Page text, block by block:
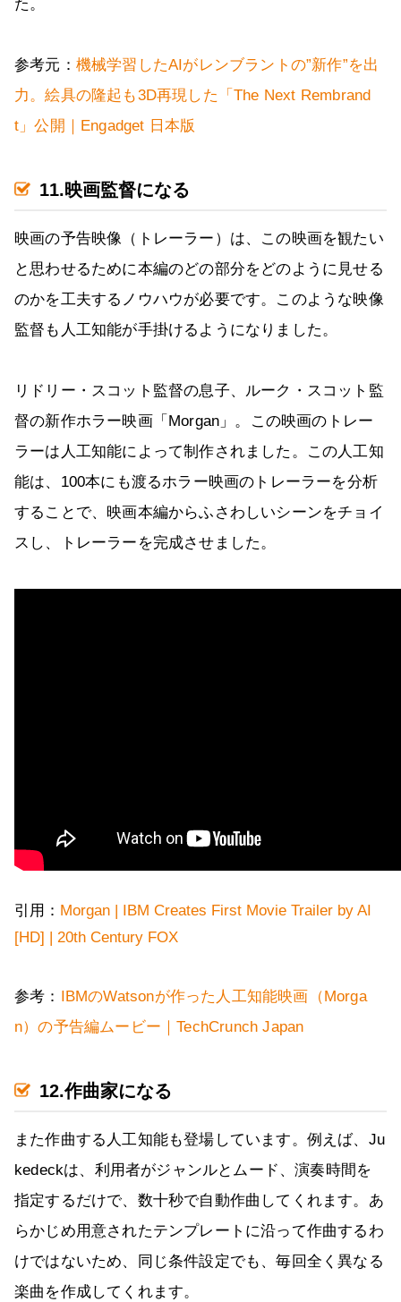
た。
参考元： 機械学習したAIがレンブラントの”新作”を出
力。絵具の隆起も3D再現した「The Next Rembrand
t」公開｜Engadget 日本版
11.映画監督になる
映画の予告映像（トレーラー）は、この映画を観たい
と思わせるために本編のどの部分をどのように見せる
のかを工夫するノウハウが必要です。このような映像
監督も人工知能が手掛けるようになりました。
リドリー・スコット監督の息子、ルーク・スコット監
督の新作ホラー映画「Morgan」。この映画のトレー
ラーは人工知能によって制作されました。この人工知
能は、100本にも渡るホラー映画のトレーラーを分析
することで、映画本編からふさわしいシーンをチョイ
スし、トレーラーを完成させました。
引用： Morgan | IBM Creates First Movie Trailer by AI
[HD] | 20th Century FOX
参考：
IBMのWatsonが作った人工知能映画（Morga
n）の予告編ムービー｜TechCrunch Japan
12.作曲家になる
また作曲する人工知能も登場しています。例えば、Ju
kedeckは、利用者がジャンルとムード、演奏時間を
指定するだけで、数十秒で自動作曲してくれます。あ
らかじめ用意されたテンプレートに沿って作曲するわ
けではないため、同じ条件設定でも、毎回全く異なる
楽曲を作成してくれます。